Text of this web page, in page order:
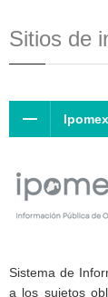
Sitios de
Ipomex
Sistema de
a los sujetos